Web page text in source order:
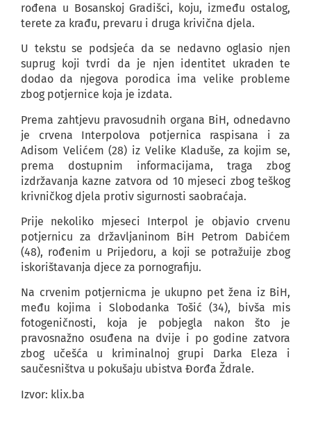
rođena u Bosanskoj Gradišci, koju, između ostalog,
terete za krađu, prevaru i druga krivična djela.
U tekstu se podsjeća da se nedavno oglasio njen
suprug koji tvrdi da je njen identitet ukraden te
dodao da njegova porodica ima velike probleme
zbog potjernice koja je izdata.
Prema zahtjevu pravosudnih organa BiH, odnedavno
je crvena Interpolova potjernica raspisana i za
Adisom Velićem (28) iz Velike Kladuše, za kojim se,
prema dostupnim informacijama, traga zbog
izdržavanja kazne zatvora od 10 mjeseci zbog teškog
krivničkog djela protiv sigurnosti saobraćaja.
Prije nekoliko mjeseci Interpol je objavio crvenu
potjernicu za državljaninom BiH Petrom Dabićem
(48), rođenim u Prijedoru, a koji se potražuije zbog
iskorištavanja djece za pornografiju.
Na crvenim potjernicma je ukupno pet žena iz BiH,
među kojima i Slobodanka Tošić (34), bivša mis
fotogeničnosti, koja je pobjegla nakon što je
pravosnažno osuđena na dvije i po godine zatvora
zbog učešća u kriminalnoj grupi Darka Eleza i
saučesništva u pokušaju ubistva Đorđa Ždrale.
Izvor: klix.ba